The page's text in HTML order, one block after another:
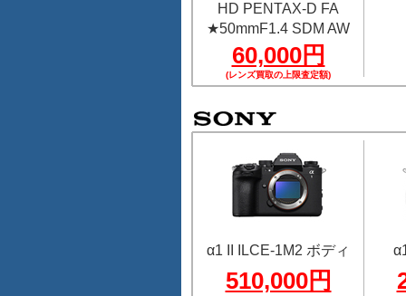
HD PENTAX-D FA
★50mmF1.4 SDM AW
60,000円
(レンズ買取の上限査定額)
α1 II ILCE-1M2 ボディ
510,000円